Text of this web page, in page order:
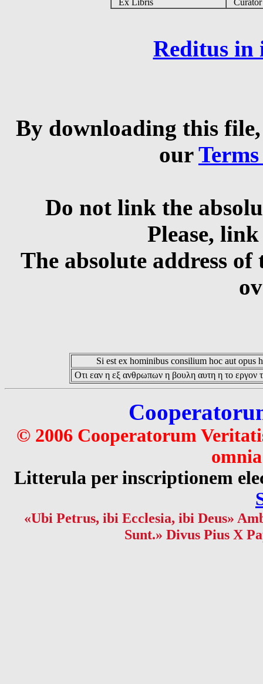
Ex Libris
Curator
Reditus in
By downloading this
our
Do not link the
Please,
The absolute address
Si est ex hominibus consilium hoc aut opus
Οτι εαν η εξ ανθρωπων η βουλη αυτη η το εργον
© 2006 Cooperatorum
Litterula per inscriptionem
«Ubi Petrus, ibi Ecclesia, ibi Deus»
Sunt.» Divus Pius X